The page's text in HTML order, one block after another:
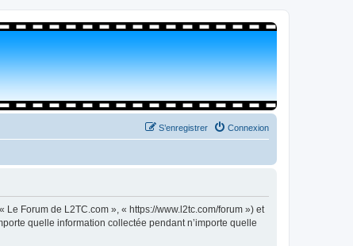
Connexion
S’enregistrer
Forum de L2TC.com », « https://www.l2tc.com/forum ») et
quelle information collectée pendant n’importe quelle